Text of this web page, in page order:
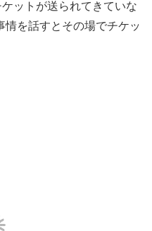
ットが送られてきていな
情を話すとその場でチケッ